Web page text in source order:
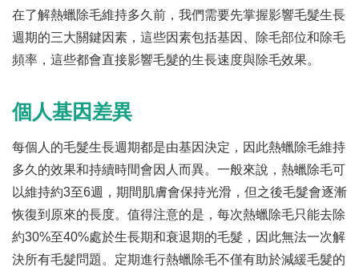
在了解熱蠟除毛維持多久前，我們需要先掌握影響毛髮生長
週期的三大關鍵因素，這些因素包括基因、除毛部位和除毛
頻率，這些都會直接影響毛髮的生長速度與除毛效果。
個人基因差異
每個人的毛髮生長週期都是由基因決定，因此熱蠟除毛維持
多久的效果和持續時間會因人而異。一般來說，熱蠟除毛可
以維持約3至6週，期間肌膚會保持光滑，但之後毛髮會逐漸
恢復到原來的長度。值得注意的是，每次熱蠟除毛只能去除
約30%至40%處於生長期和衰退期的毛髮，因此無法一次解
決所有毛髮問題。定期進行熱蠟除毛不僅有助於減緩毛髮的